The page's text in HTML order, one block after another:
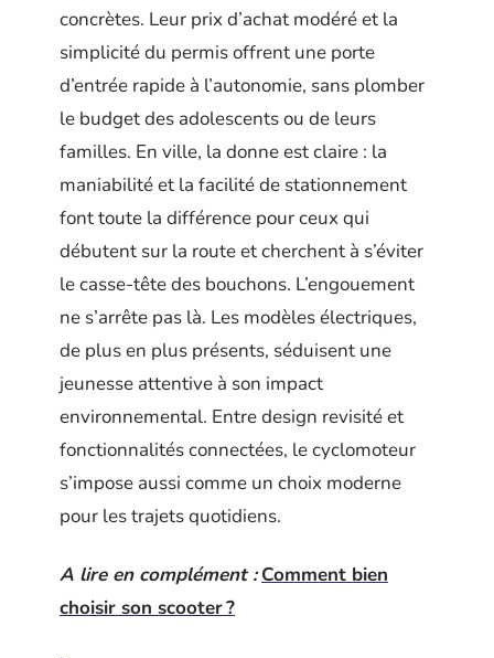
concrètes. Leur prix d’achat modéré et la
simplicité du permis offrent une porte
d’entrée rapide à l’autonomie, sans plomber
le budget des adolescents ou de leurs
familles. En ville, la donne est claire : la
maniabilité et la facilité de stationnement
font toute la différence pour ceux qui
débutent sur la route et cherchent à s’éviter
le casse-tête des bouchons. L’engouement
ne s’arrête pas là. Les modèles électriques,
de plus en plus présents, séduisent une
jeunesse attentive à son impact
environnemental. Entre design revisité et
fonctionnalités connectées, le cyclomoteur
s’impose aussi comme un choix moderne
pour les trajets quotidiens.
A lire en complément : Comment bien
choisir son scooter ?